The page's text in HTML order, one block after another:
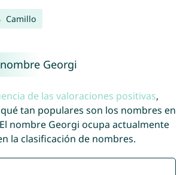
Camillo
Georgi
de las valoraciones positivas,
tan populares son los nombres en
nombre Georgi ocupa actualmente
la clasificación de nombres.